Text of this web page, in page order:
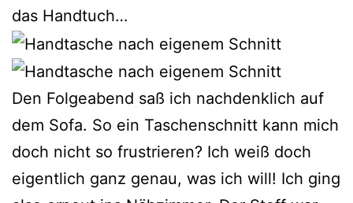
das Handtuch…
Den Folgeabend saß ich nachdenklich auf
dem Sofa. So ein Taschenschnitt kann mich
doch nicht so frustrieren? Ich weiß doch
eigentlich ganz genau, was ich will! Ich ging